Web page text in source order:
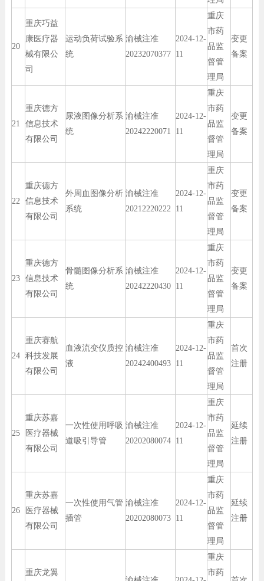
20
重庆巧益
康医疗器
械有限公
司
运动负荷试验系
统
渝械注准
20232070377
2024-12-
11
重庆
市药
品监
督管
理局
变更
备案
21
重庆德方
信息技术
有限公司
尿液图像分析系
统
渝械注准
20242220071
2024-12-
11
重庆
市药
品监
督管
理局
变更
备案
22
重庆德方
信息技术
有限公司
外周血图像分析
系统
渝械注准
20212220222
2024-12-
11
重庆
市药
品监
督管
理局
变更
备案
23
重庆德方
信息技术
有限公司
骨髓图像分析系
统
渝械注准
20242220430
2024-12-
11
重庆
市药
品监
督管
理局
变更
备案
24
重庆赛航
科技发展
有限公司
血液流变仪质控
液
渝械注准
20242400493
2024-12-
11
重庆
市药
品监
督管
理局
首次
注册
25
重庆苏嘉
医疗器械
有限公司
一次性使用呼吸
道吸引导管
渝械注准
20202080074
2024-12-
11
重庆
市药
品监
督管
理局
延续
注册
26
重庆苏嘉
医疗器械
有限公司
一次性使用气管
插管
渝械注准
20202080073
2024-12-
11
重庆
市药
品监
督管
理局
延续
注册
重庆龙翼
重庆
市药